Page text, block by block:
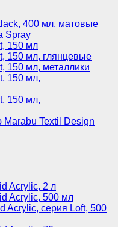
400 мл, матовые
Spray
150 мл
150 мл, глянцевые
150 мл, металлики
150 мл,
150 мл,
Marabu Textil Design
Acrylic, 2 л
Acrylic, 500 мл
Acrylic, серия Loft, 500